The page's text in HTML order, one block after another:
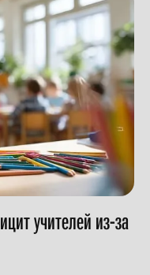
учителей из-за